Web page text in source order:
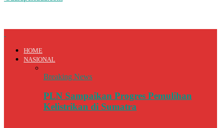
HOME
NASIONAL
Breaking News
PLN Sampaikan Progres Pemulihan
Kelistrikan di Sumatra